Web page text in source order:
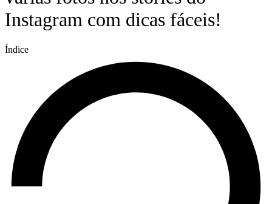
Instagram com dicas fáceis!
Índice